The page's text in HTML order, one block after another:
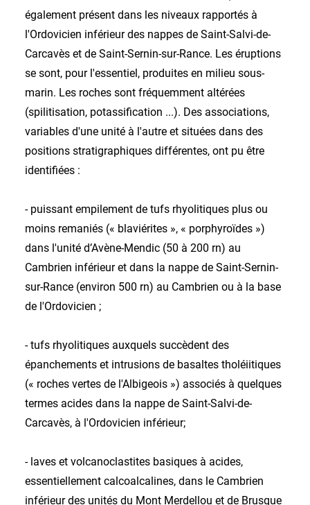
également présent dans les niveaux rapportés à
l'Ordovicien inférieur des nappes de Saint-Salvi-de-
Carcavès et de Saint-Sernin-sur-Rance. Les éruptions
se sont, pour l'essentiel, produites en milieu sous-
marin. Les roches sont fréquemment altérées
(spilitisation, potassification ...). Des associations,
variables d'une unité à l'autre et situées dans des
positions stratigraphiques différentes, ont pu être
identifiées :
- puissant empilement de tufs rhyolitiques plus ou
moins remaniés (« blaviérites », « porphyroïdes »)
dans l'unité d’Avène-Mendic (50 à 200 rn) au
Cambrien inférieur et dans la nappe de Saint-Sernin-
sur-Rance (environ 500 rn) au Cambrien ou à la base
de l'Ordovicien ;
- tufs rhyolitiques auxquels succèdent des
épanchements et intrusions de basaltes tholéiitiques
(« roches vertes de l'Albigeois ») associés à quelques
termes acides dans la nappe de Saint-Salvi-de-
Carcavès, à l'Ordovicien inférieur;
- laves et volcanoclastites basiques à acides,
essentiellement calcoalcalines, dans le Cambrien
inférieur des unités du Mont Merdellou et de Brusque